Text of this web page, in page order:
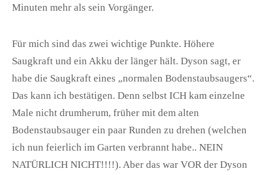
Minuten mehr als sein Vorgänger.
Für mich sind das zwei wichtige Punkte. Höhere
Saugkraft und ein Akku der länger hält. Dyson sagt, er
habe die Saugkraft eines „normalen Bodenstaubsaugers“.
Das kann ich bestätigen. Denn selbst ICH kam einzelne
Male nicht drumherum, früher mit dem alten
Bodenstaubsauger ein paar Runden zu drehen (welchen
ich nun feierlich im Garten verbrannt habe.. NEIN
NATÜRLICH NICHT!!!!). Aber das war VOR der Dyson